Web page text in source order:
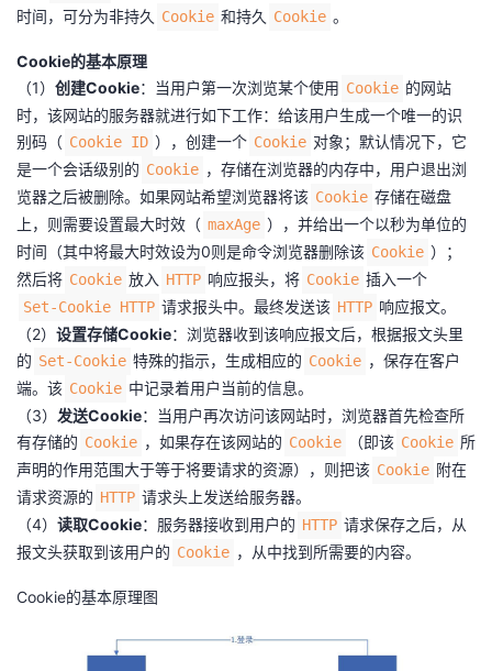
时间，可分为非持久 Cookie 和持久 Cookie 。
Cookie的基本原理
（1） 创建Cookie：当用户第一次浏览某个使用 Cookie 的网站
时，该网站的服务器就进行如下工作：给该用户生成一个唯一的识
别码（ Cookie ID ），创建一个 Cookie 对象；默认情况下，它
是一个会话级别的 Cookie ，存储在浏览器的内存中，用户退出浏
览器之后被删除。如果网站希望浏览器将该 Cookie 存储在磁盘
上，则需要设置最大时效（ maxAge ），并给出一个以秒为单位的
时间（其中将最大时效设为0则是命令浏览器删除该 Cookie ）；
然后将 Cookie 放入 HTTP 响应报头，将 Cookie 插入一个
Set-Cookie HTTP 请求报头中。最终发送该 HTTP 响应报文。
（2） 设置存储Cookie：浏览器收到该响应报文后，根据报文头里
的 Set-Cookie 特殊的指示，生成相应的 Cookie ，保存在客户
端。该 Cookie 中记录着用户当前的信息。
（3） 发送Cookie：当用户再次访问该网站时，浏览器首先检查所
有存储的 Cookie ，如果存在该网站的 Cookie （即该 Cookie 所
声明的作用范围大于等于将要请求的资源），则把该 Cookie 附在
请求资源的 HTTP 请求头上发送给服务器。
（4） 读取Cookie：服务器接收到用户的 HTTP 请求保存之后，从
报文头获取到该用户的 Cookie ，从中找到所需要的内容。
Cookie的基本原理图